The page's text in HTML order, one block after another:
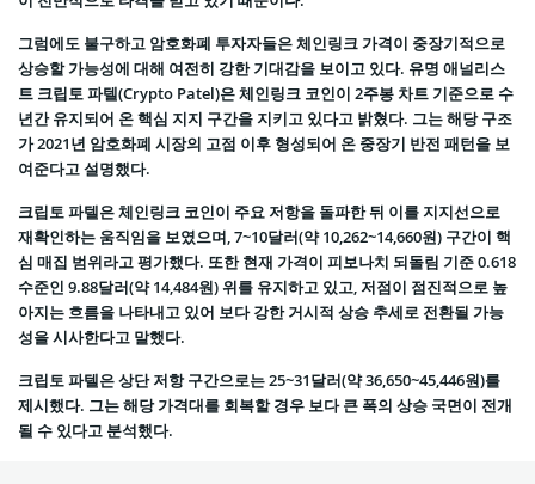
그럼에도 불구하고 암호화폐 투자자들은 체인링크 가격이 중장기적으로
상승할 가능성에 대해 여전히 강한 기대감을 보이고 있다. 유명 애널리스
트 크립토 파텔(Crypto Patel)은 체인링크 코인이 2주봉 차트 기준으로 수
년간 유지되어 온 핵심 지지 구간을 지키고 있다고 밝혔다. 그는 해당 구조
가 2021년 암호화폐 시장의 고점 이후 형성되어 온 중장기 반전 패턴을 보
여준다고 설명했다.
크립토 파텔은 체인링크 코인이 주요 저항을 돌파한 뒤 이를 지지선으로
재확인하는 움직임을 보였으며, 7~10달러(약 10,262~14,660원) 구간이 핵
심 매집 범위라고 평가했다. 또한 현재 가격이 피보나치 되돌림 기준 0.618
수준인 9.88달러(약 14,484원) 위를 유지하고 있고, 저점이 점진적으로 높
아지는 흐름을 나타내고 있어 보다 강한 거시적 상승 추세로 전환될 가능
성을 시사한다고 말했다.
크립토 파텔은 상단 저항 구간으로는 25~31달러(약 36,650~45,446원)를
제시했다. 그는 해당 가격대를 회복할 경우 보다 큰 폭의 상승 국면이 전개
될 수 있다고 분석했다.